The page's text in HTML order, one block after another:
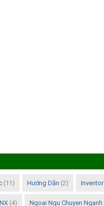
(11) Hướng Dẫn (2) Inventor
NX (4) Ngoai Ngu Chuyen Nganh